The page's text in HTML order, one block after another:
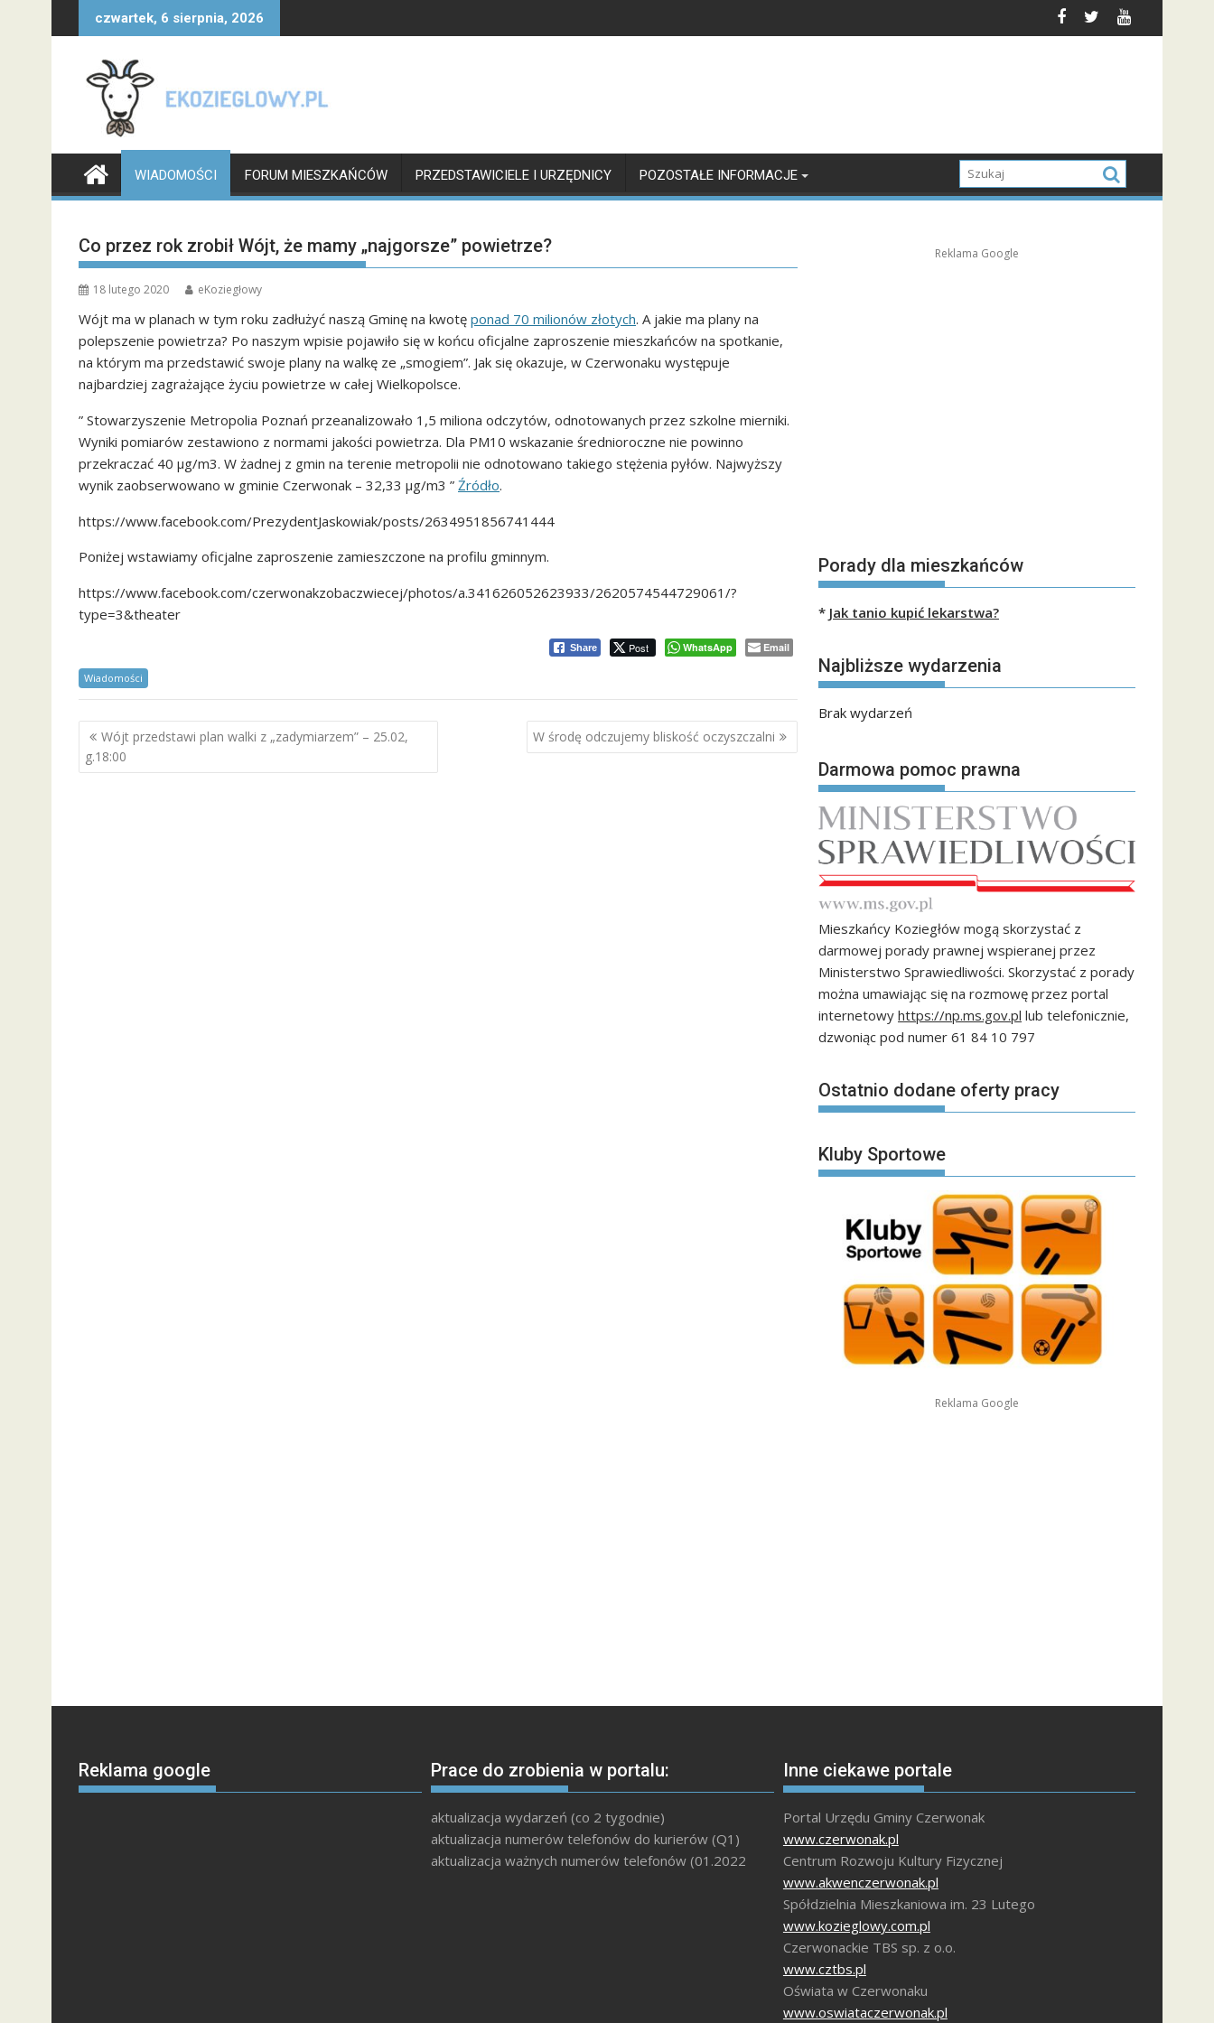
to
czwartek, 6 sierpnia, 2026
WIADOMOŚCI FORUM MIESZKAŃCÓW PRZEDSTAWICIELE I URZĘDNICY POZOSTAŁE INFORMACJE
Co przez rok zrobił Wójt, że mamy „najgorsze” powietrze?
18 lutego 2020 eKoziegłowy
Wójt ma w planach w tym roku zadłużyć naszą Gminę na kwotę ponad 70 milionów złotych. A jakie ma plany na
polepszenie powietrza? Po naszym wpisie pojawiło się w końcu oficjalne zaproszenie mieszkańców na spotkanie,
na którym ma przedstawić swoje plany na walkę ze „smogiem”. Jak się okazuje, w Czerwonaku występuje
najbardziej zagrażające życiu powietrze w całej Wielkopolsce.
” Stowarzyszenie Metropolia Poznań przeanalizowało 1,5 miliona odczytów, odnotowanych przez szkolne mierniki.
Wyniki pomiarów zestawiono z normami jakości powietrza. Dla PM10 wskazanie średnioroczne nie powinno
przekraczać 40 µg/m3. W żadnej z gmin na terenie metropolii nie odnotowano takiego stężenia pyłów. Najwyższy
wynik zaobserwowano w gminie Czerwonak – 32,33 µg/m3 ” Źródło.
https://www.facebook.com/PrezydentJaskowiak/posts/2634951856741444
Poniżej wstawiamy oficjalne zaproszenie zamieszczone na profilu gminnym.
https://www.facebook.com/czerwonakzobaczwiecej/photos/a.341626052623933/2620574544729061/?
type=3&theater
Share Post WhatsApp Email
Wiadomości
Nawigacja
wpisu
Wójt przedstawi plan walki z „zadymiarzem” – 25.02,
g.18:00
W środę odczujemy bliskość oczyszczalni
Reklama Google
Porady dla mieszkańców
* Jak tanio kupić lekarstwa?
Najbliższe wydarzenia
Brak wydarzeń
Darmowa pomoc prawna
Mieszkańcy Koziegłów mogą skorzystać z
darmowej porady prawnej wspieranej przez
Ministerstwo Sprawiedliwości. Skorzystać z porady
można umawiając się na rozmowę przez portal
internetowy https://np.ms.gov.pl lub telefonicznie,
dzwoniąc pod numer 61 84 10 797
Ostatnio dodane oferty pracy
Kluby Sportowe
Reklama Google
Reklama google Prace do zrobienia w portalu:
aktualizacja wydarzeń (co 2 tygodnie)
aktualizacja numerów telefonów do kurierów (Q1)
aktualizacja ważnych numerów telefonów (01.2022
Inne ciekawe portale
Portal Urzędu Gminy Czerwonak
www.czerwonak.pl
Centrum Rozwoju Kultury Fizycznej
www.akwenczerwonak.pl
Spółdzielnia Mieszkaniowa im. 23 Lutego
www.kozieglowy.com.pl
Czerwonackie TBS sp. z o.o.
www.cztbs.pl
Oświata w Czerwonaku
www.oswiataczerwonak.pl